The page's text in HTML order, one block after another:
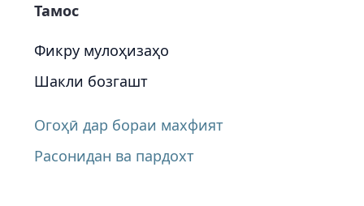
Тамос
Фикру мулоҳизаҳо
Шакли бозгашт
Огоҳӣ дар бораи махфият
Расонидан ва пардохт